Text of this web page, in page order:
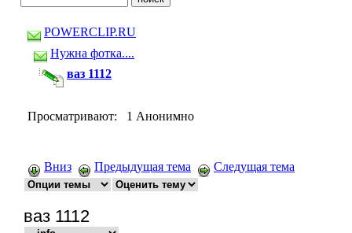
POWERCLIP.RU
Нужна фотка....
ваз 1112
Просматривают: 1 Анонимно
Вниз Предыдущая тема Следущая тема
ваз 1112